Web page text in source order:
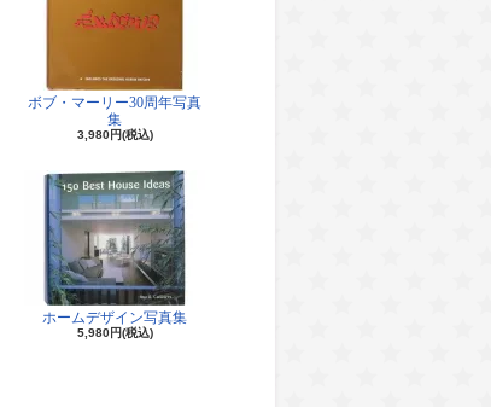
ボブ・マーリー30周年写真
集
3,980円(税込)
ホームデザイン写真集
5,980円(税込)